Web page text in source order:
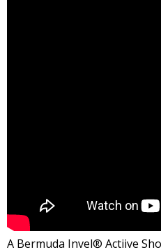
A Bermuda Invel® Actiive